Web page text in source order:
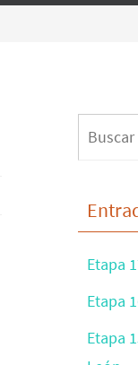
Etapa
Etapa
Etapa